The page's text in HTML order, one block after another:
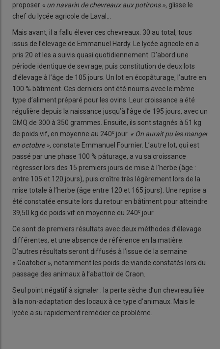
proposer « un navarin de chevreaux aux potirons », glisse le
chef du lycée agricole de Laval…
Mais avant, il a fallu élever ces chevreaux. 30 au total, tous
issus de l’élevage de Emmanuel Hardy. Le lycée agricole en a
pris 20 et les a suivis quasi quotidiennement. D’abord une
période identique de sevrage, puis constitution de deux lots
d’élevage à l’âge de 105 jours. Un lot en écopâturage, l’autre en
100 % bâtiment. Ces derniers ont été nourris avec le même
type d’aliment préparé pour les ovins. Leur croissance a été
régulière depuis la naissance jusqu’à l’âge de 195 jours, avec un
GMQ de 300 à 350 grammes. Ensuite, ils sont stagnés à 51 kg
de poids vif, en moyenne au 240e jour. « On aurait pu les manger
en octobre », constate Emmanuel Fournier. L’autre lot, qui est
passé par une phase 100 % pâturage, a vu sa croissance
régresser lors des 15 premiers jours de mise à l’herbe (âge :
entre 105 et 120 jours), puis croître très légèrement lors de la
mise totale à l’herbe (âge entre 120 et 165 jours). Une reprise a
été constatée ensuite lors du retour en bâtiment pour atteindre
39,50 kg de poids vif en moyenne eu 240e jour.
Ce sont de premiers résultats avec deux méthodes d’élevage
différentes, et une absence de référence en la matière.
D’autres résultats seront diffusés à l’issue de la semaine
« Goatober », notamment les poids de viande constatés lors du
passage des animaux à l’abattoir de Craon.
Seul point négatif à signaler : la perte sèche d’un chevreau liée
à la non-adaptation des locaux à ce type d’animaux. Mais le
lycée a su rapidement remédier ce problème.